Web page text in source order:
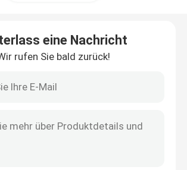
eine Nachricht
rufen Sie bald zurück!